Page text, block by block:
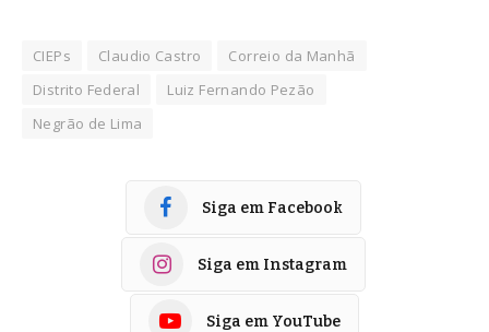
CIEPs Claudio Castro
Correio da Manhã
Distrito Federal
Luiz Fernando Pezão
Negrão de Lima
Siga em Facebook
Siga em Instagram
Siga em YouTube